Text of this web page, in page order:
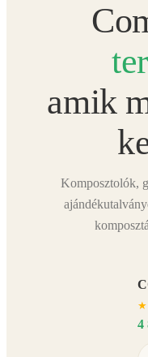
amik
Komposztolók,
★
4